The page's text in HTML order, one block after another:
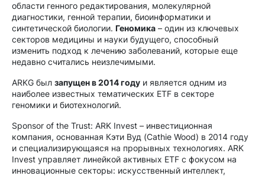
области генного редактирования, молекулярной
диагностики, генной терапии, биоинформатики и
синтетической биологии. Геномика – один из ключевых
секторов медицины и науки будущего, способный
изменить подход к лечению заболеваний, которые еще
недавно считались неизлечимыми.
ARKG был запущен в 2014 году и является одним из
наиболее известных тематических ETF в секторе
геномики и биотехнологий.
Sponsor of the Trust: ARK Invest – инвестиционная
компания, основанная Кэти Вуд (Cathie Wood) в 2014 году
и специализирующаяся на прорывных технологиях. ARK
Invest управляет линейкой активных ETF с фокусом на
инновационные секторы: искусственный интеллект,